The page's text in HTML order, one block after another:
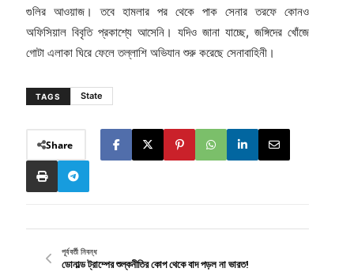
গুলির আওয়াজ। তবে হামলার পর থেকে পাক সেনার তরফে কোনও
অফিসিয়াল বিবৃতি প্রকাশ্যে আসেনি। যদিও জানা যাচ্ছে, জঙ্গিদের খোঁজে
গোটা এলাকা ঘিরে ফেলে তল্লাশি অভিযান শুরু করেছে সেনাবাহিনী।
TAGS State
Share
পূর্ববর্তী নিবন্ধ
ডোনাল্ড ট্রাম্পের শুল্কনীতির কোপ থেকে বাদ পড়ল না ভারত!